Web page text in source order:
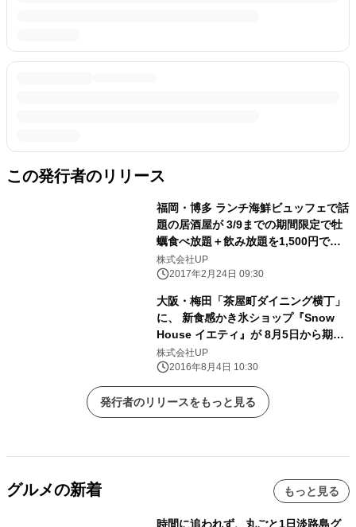
この発行者のリリース
福岡・博多 ランチ海鮮ビュッフェで話
題の居酒屋が 3/9までの期間限定で牡
蠣食べ放題＋飲み放題を1,500円で提
供！
株式会社UP
2017年2月24日 09:30
大阪・梅田「茶屋町ダイニング横丁」
に、 新食感かき氷ショップ『Snow
House イエティ』が 8月5日から期間
限定オープン！
株式会社UP
2016年8月4日 10:30
発行者のリリースをもっと見る
グルメの新着 もっと見る
時間に追われず、丸ごと1日淡路島グ